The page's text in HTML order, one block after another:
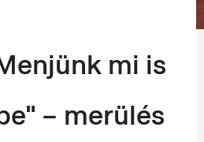
mi is
– merülés